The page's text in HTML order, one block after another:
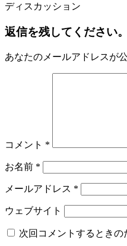
ディスカッション
返信を残してください。
あなたのメールアドレスが
コメント *
お名前 *
メールアドレス *
ウェブサイト
次回コメントするときの